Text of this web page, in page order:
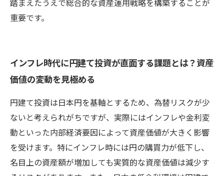
踏まえたうえで総合的な資産運用戦略を構築することが
重要です。
インフレ時代に円建て投資が直面する課題とは？資産
価値の変動を見極める
円建て投資は日本円を基軸とするため、為替リスクが少
ないと考えられがちですが、実際にはインフレや金利変
動といった内部経済要因によって資産価値が大きく影響
を受けます。特にインフレ時には円の購買力が低下し、
名目上の資産額が増加しても実質的な資産価値は減少す